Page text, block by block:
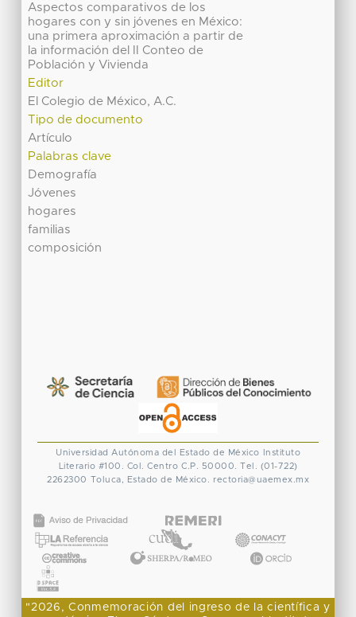
Aspectos comparativos de los
hogares con y sin jóvenes en México:
una primera aproximación a partir de
la información del II Conteo de
Población y Vivienda
Editor
El Colegio de México, A.C.
Tipo de documento
Artículo
Palabras clave
Demografía
Jóvenes
hogares
familias
composición
Universidad Autónoma del Estado de México
Instituto
Literario #100. Col. Centro C.P. 50000. Tel. (01-722)
2262300 Toluca, Estado de México. rectoria@uaemex.mx
"2026, Conmemoración del ingreso de la científica y